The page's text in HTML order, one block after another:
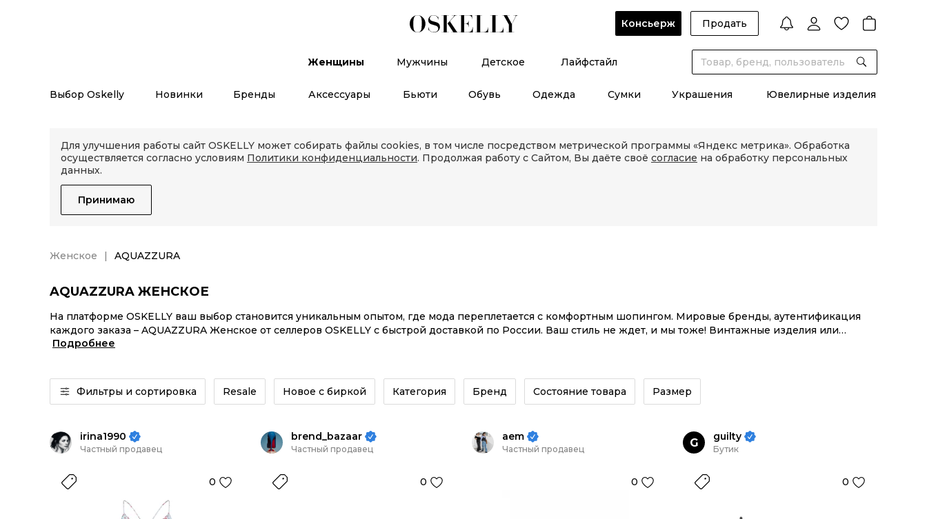
Консьерж Продать
Женщины Мужчины Детское Лайфстайл
Выбор Oskelly Новинки Бренды Аксессуары Бьюти Обувь Одежда Сумки Украшения Ювелирные изделия
Для улучшения работы сайт OSKELLY может собирать файлы cookies, в том числе посредством метрической программы «Яндекс метрика». Обработка
осуществляется согласно условиям Политики конфиденциальности. Продолжая работу с Сайтом, Вы даёте своё согласие на обработку персональных
данных.
Принимаю
Женское AQUAZZURA
AQUAZZURA ЖЕНСКОЕ
На платформе OSKELLY ваш выбор становится уникальным опытом, где мода переплетается с комфортным шопингом. Мировые бренды, аутентификация
каждого заказа – AQUAZZURA Женское от селлеров OSKELLY с быстрой доставкой по России. Ваш стиль не ждет, и мы тоже! Винтажные изделия или
AQUAZZURA Женское из новых коллекций – заказывайте на сайте или в приложении OSKELLY с целой экосистемой инструментов.
Подробнее
Фильтры и сортировка Resale Новое с биркой Категория Бренд Состояние товара Размер
irina1990
Частный продавец
0
brend_bazaar
Частный продавец
0
aem
Частный продавец
0
G guilty
Бутик
0